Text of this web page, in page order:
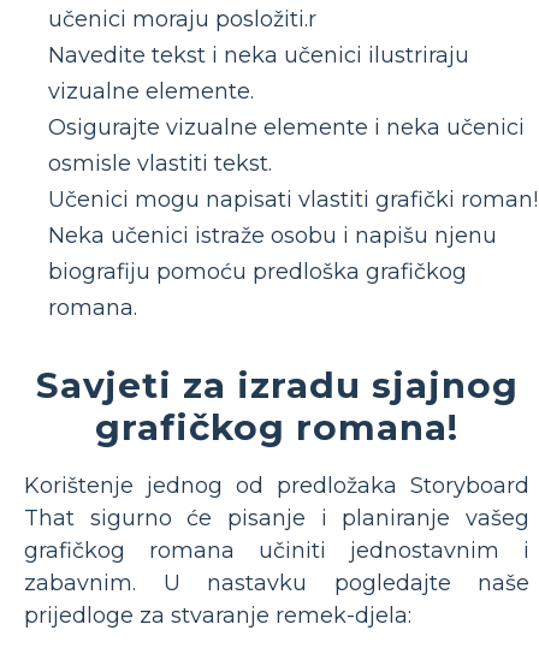
učenici moraju posložiti.r
Navedite tekst i neka učenici ilustriraju
vizualne elemente.
Osigurajte vizualne elemente i neka učenici
osmisle vlastiti tekst.
Učenici mogu napisati vlastiti grafički roman!
Neka učenici istraže osobu i napišu njenu
biografiju pomoću predloška grafičkog
romana.
Savjeti za izradu sjajnog
grafičkog romana!
Korištenje jednog od predložaka Storyboard
That sigurno će pisanje i planiranje vašeg
grafičkog romana učiniti jednostavnim i
zabavnim. U nastavku pogledajte naše
prijedloge za stvaranje remek-djela: